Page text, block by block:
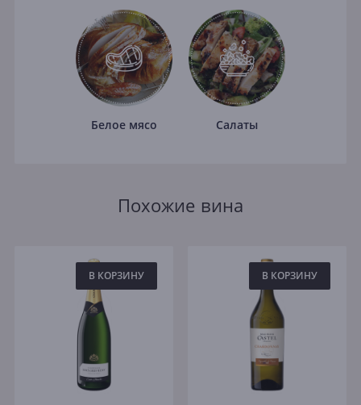
Белое мясо Салаты
Похожие вина
В КОРЗИНУ В КОРЗИНУ